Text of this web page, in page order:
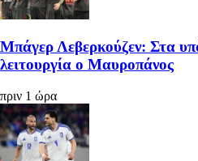
Μπάγερ Λεβερκούζεν: Στα
λειτουργία ο Μαυροπάνος
πριν 1 ώρα